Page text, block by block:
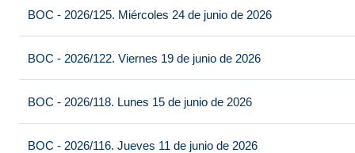
BOC - 2026/125. Miércoles 24 de junio de 2026
BOC - 2026/122. Viernes 19 de junio de 2026
BOC - 2026/118. Lunes 15 de junio de 2026
BOC - 2026/116. Jueves 11 de junio de 2026